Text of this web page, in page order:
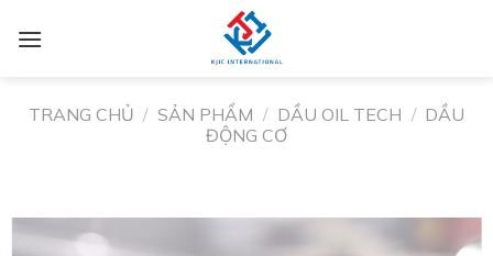
TRANG CHỦ / SẢN PHẨM / DẦU OIL TECH / DẦU
ĐỘNG CƠ